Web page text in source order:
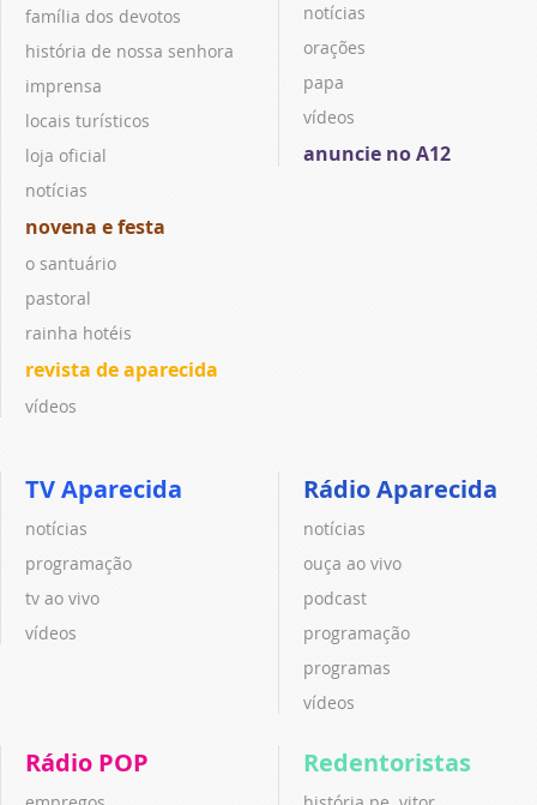
família dos devotos
história de nossa senhora
imprensa
locais turísticos
loja oficial
notícias
novena e festa
o santuário
pastoral
rainha hotéis
revista de aparecida
vídeos
notícias
orações
papa
vídeos
anuncie no A12
TV Aparecida
notícias
programação
tv ao vivo
vídeos
Rádio Aparecida
notícias
ouça ao vivo
podcast
programação
programas
vídeos
Rádio POP Redentoristas